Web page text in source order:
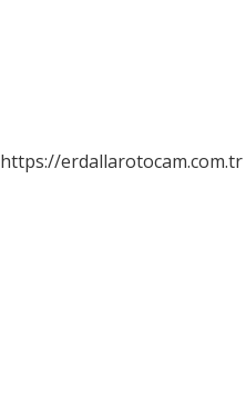
https://erdallarotocam.com.tr